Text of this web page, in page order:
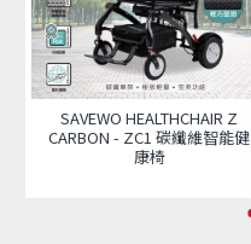
SAVEWO HEALTHCHAIR Z
CARBON - ZC1 碳纖維智能健
康椅